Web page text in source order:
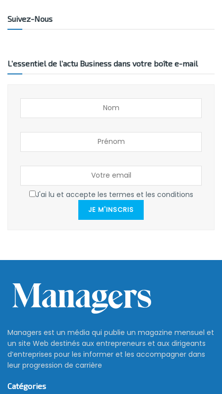
Suivez-Nous
L’essentiel de l’actu Business dans votre boîte e-mail
J'ai lu et accepte les termes et les conditions
JE M'INSCRIS
Managers est un média qui publie un magazine mensuel et
un site Web destinés aux entrepreneurs et aux dirigeants
d’entreprises pour les informer et les accompagner dans
leur progression de carrière
Catégories